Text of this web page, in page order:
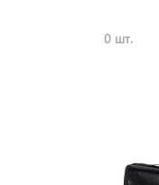
0 шт.